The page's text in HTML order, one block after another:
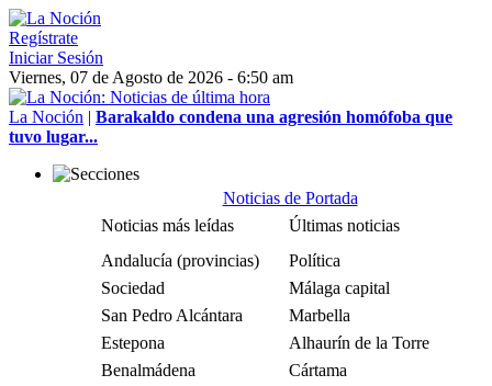
Regístrate
Iniciar Sesión
Viernes, 07 de Agosto de 2026 - 6:50 am
La Noción | Barakaldo condena una agresión homófoba que
tuvo lugar...
Noticias de Portada
Noticias más leídas
Últimas noticias
Andalucía (provincias)
Política
Sociedad
Málaga capital
San Pedro Alcántara
Marbella
Estepona
Alhaurín de la Torre
Benalmádena
Cártama